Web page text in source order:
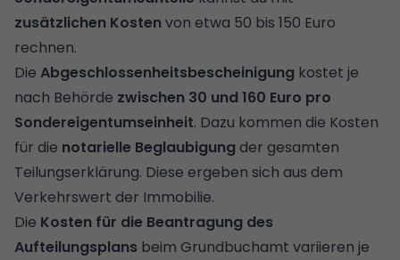
zusätzlichen Kosten von etwa 50 bis 150 Euro
rechnen.
Die Abgeschlossenheitsbescheinigung kostet je
nach Behörde zwischen 30 und 160 Euro pro
Sondereigentumseinheit. Dazu kommen die Kosten
für die notarielle Beglaubigung der gesamten
Teilungserklärung. Diese ergeben sich aus dem
Verkehrswert der Immobilie.
Die Kosten für die Beantragung des
Aufteilungsplans beim Grundbuchamt variieren je